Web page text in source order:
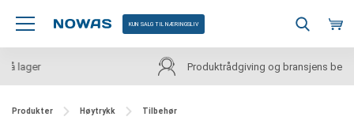
KUN SALG TIL NÆRINGSLIV
Produktrådgiving og bransjens beste priser
Produkter Høytrykk Tilbehør